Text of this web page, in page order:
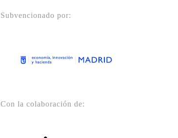
Subvencionado por:
Con la colaboración de: